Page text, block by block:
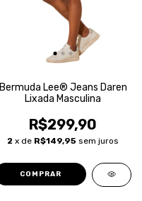
Bermuda Lee® Jeans Daren
Lixada Masculina
R$299,90
2 x de R$149,95 sem juros
COMPRAR